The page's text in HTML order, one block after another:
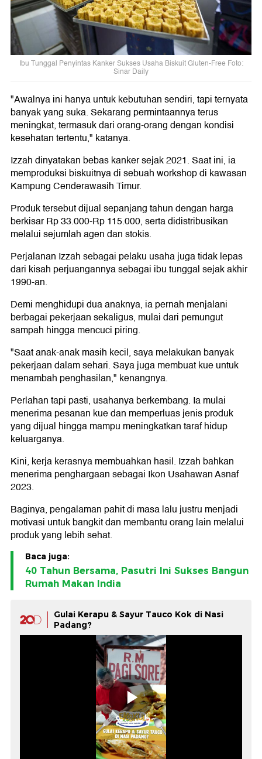
Ibu Tunggal Penyintas Kanker Sukses Usaha Biskuit Gluten-Free Foto:
Sinar Daily
"Awalnya ini hanya untuk kebutuhan sendiri, tapi ternyata
banyak yang suka. Sekarang permintaannya terus
meningkat, termasuk dari orang-orang dengan kondisi
kesehatan tertentu," katanya.
Izzah dinyatakan bebas kanker sejak 2021. Saat ini, ia
memproduksi biskuitnya di sebuah workshop di kawasan
Kampung Cenderawasih Timur.
Produk tersebut dijual sepanjang tahun dengan harga
berkisar Rp 33.000-Rp 115.000, serta didistribusikan
melalui sejumlah agen dan stokis.
Perjalanan Izzah sebagai pelaku usaha juga tidak lepas
dari kisah perjuangannya sebagai ibu tunggal sejak akhir
1990-an.
Demi menghidupi dua anaknya, ia pernah menjalani
berbagai pekerjaan sekaligus, mulai dari pemungut
sampah hingga mencuci piring.
"Saat anak-anak masih kecil, saya melakukan banyak
pekerjaan dalam sehari. Saya juga membuat kue untuk
menambah penghasilan," kenangnya.
Perlahan tapi pasti, usahanya berkembang. Ia mulai
menerima pesanan kue dan memperluas jenis produk
yang dijual hingga mampu meningkatkan taraf hidup
keluarganya.
Kini, kerja kerasnya membuahkan hasil. Izzah bahkan
menerima penghargaan sebagai Ikon Usahawan Asnaf
2023.
Baginya, pengalaman pahit di masa lalu justru menjadi
motivasi untuk bangkit dan membantu orang lain melalui
produk yang lebih sehat.
Baca juga:
40 Tahun Bersama, Pasutri Ini Sukses Bangun
Rumah Makan India
Gulai Kerapu & Sayur Tauco Kok di Nasi
Padang?